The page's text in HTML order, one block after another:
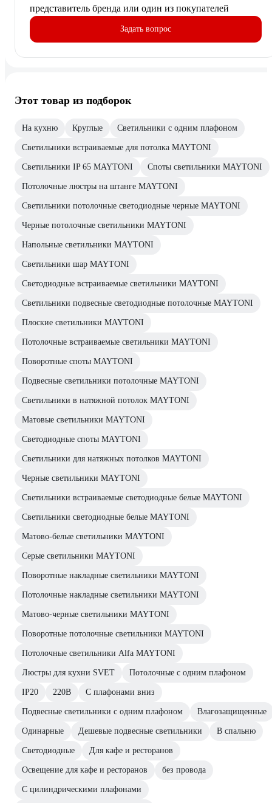
представитель бренда или один из покупателей
Задать вопрос
Этот товар из подборок
На кухню Круглые Светильники с одним плафоном
Светильники встраиваемые для потолка MAYTONI
Светильники IP 65 MAYTONI Споты светильники MAYTONI
Потолочные люстры на штанге MAYTONI
Светильники потолочные светодиодные черные MAYTONI
Черные потолочные светильники MAYTONI
Напольные светильники MAYTONI
Светильники шар MAYTONI
Светодиодные встраиваемые светильники MAYTONI
Светильники подвесные светодиодные потолочные MAYTONI
Плоские светильники MAYTONI
Потолочные встраиваемые светильники MAYTONI
Поворотные споты MAYTONI
Подвесные светильники потолочные MAYTONI
Светильники в натяжной потолок MAYTONI
Матовые светильники MAYTONI
Светодиодные споты MAYTONI
Светильники для натяжных потолков MAYTONI
Черные светильники MAYTONI
Светильники встраиваемые светодиодные белые MAYTONI
Светильники светодиодные белые MAYTONI
Матово-белые светильники MAYTONI
Серые светильники MAYTONI
Поворотные накладные светильники MAYTONI
Потолочные накладные светильники MAYTONI
Матово-черные светильники MAYTONI
Поворотные потолочные светильники MAYTONI
Потолочные светильники Alfa MAYTONI
Люстры для кухни SVET Потолочные с одним плафоном
IP20 220В С плафонами вниз
Подвесные светильники с одним плафоном Влагозащищенные
Одинарные Дешевые подвесные светильники В спальню
Светодиодные Для кафе и ресторанов
Освещение для кафе и ресторанов без провода
С цилиндрическими плафонами